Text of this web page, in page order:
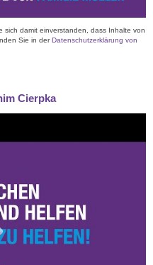
sich damit einverstanden, dass Inhalte von
Sie in derDatenschutzerklärung von
Cierpka